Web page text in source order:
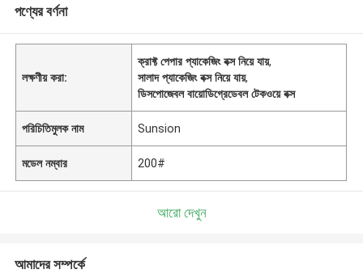
পণ্যের বর্ণনা
লক্ষণীয় করা:
ক্রাফ্ট পেপার প্যাকেজিং বক্স নিয়ে যায়,
সালাদ প্যাকেজিং বক্স নিয়ে যায়,
ডিসপোজেবল বায়োডিগ্রেডেবল টেকওয়ে বক্স
পরিচিতিমুলক নাম Sunsion
মডেল নম্বার 200#
আরো দেখুন
আমাদের সম্পর্কে